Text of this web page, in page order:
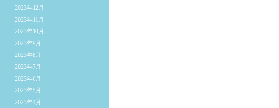
2023年12月
2023年11月
2023年10月
2023年9月
2023年8月
2023年7月
2023年6月
2023年5月
2023年4月